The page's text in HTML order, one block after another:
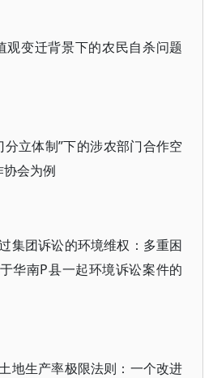
观变迁背景下的农民自杀问题
立体制”下的涉农部门合作空
会为例
集团诉讼的环境维权：多重困
南P县一起环境诉讼案件的
地生产率极限法则：一个改进